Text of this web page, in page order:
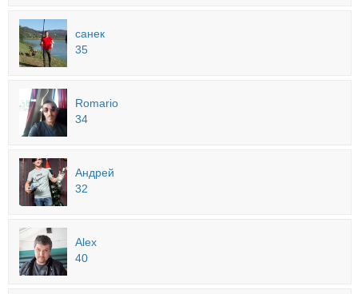
санек
35
Romario
34
Андрей
32
Alex
40